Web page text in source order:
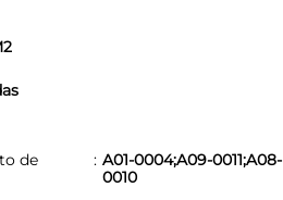
de
A01-0004;A09-0011;A08-
0010